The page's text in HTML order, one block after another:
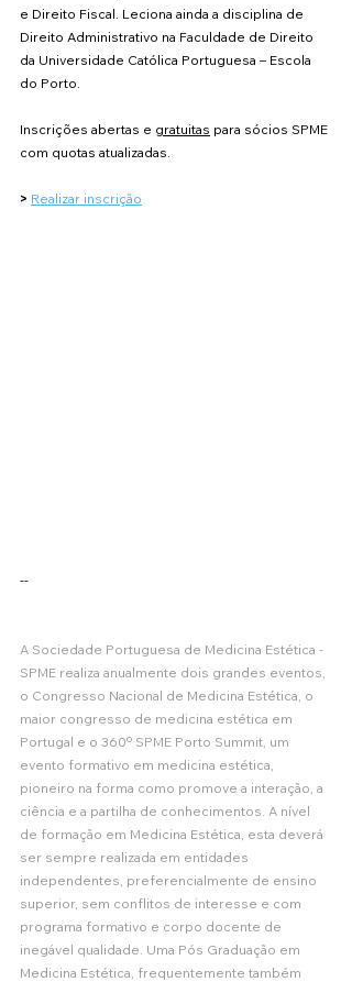
e Direito Fiscal. Leciona ainda a disciplina de
Direito Administrativo na Faculdade de Direito
da Universidade Católica Portuguesa – Escola
do Porto.
Inscrições abertas e gratuitas para sócios SPME
com quotas atualizadas.
> Realizar inscrição
--
A Sociedade Portuguesa de Medicina Estética -
SPME realiza anualmente dois grandes eventos,
o Congresso Nacional de Medicina Estética, o
maior congresso de medicina estética em
Portugal e o 360º SPME Porto Summit, um
evento formativo em medicina estética,
pioneiro na forma como promove a interação, a
ciência e a partilha de conhecimentos. A nível
de formação em Medicina Estética, esta deverá
ser sempre realizada em entidades
independentes, preferencialmente de ensino
superior, sem conflitos de interesse e com
programa formativo e corpo docente de
inegável qualidade. Uma Pós Graduação em
Medicina Estética, frequentemente também